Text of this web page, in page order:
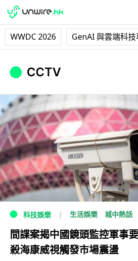
WWDC 2026 GenAI 與雲端科技
CCTV
科技娛樂 生活娛樂 城中熱話
間諜案揭中國鏡頭監控軍事
殺海康威視觸發市場震盪